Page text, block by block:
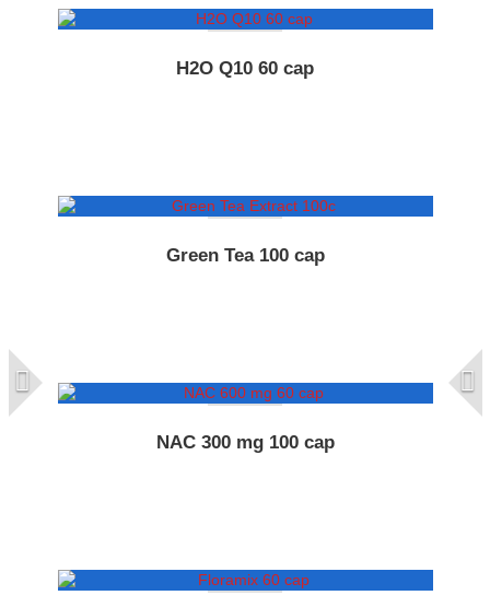
H2O Q10 60 cap
Green Tea 100 cap
NAC 300 mg 100 cap